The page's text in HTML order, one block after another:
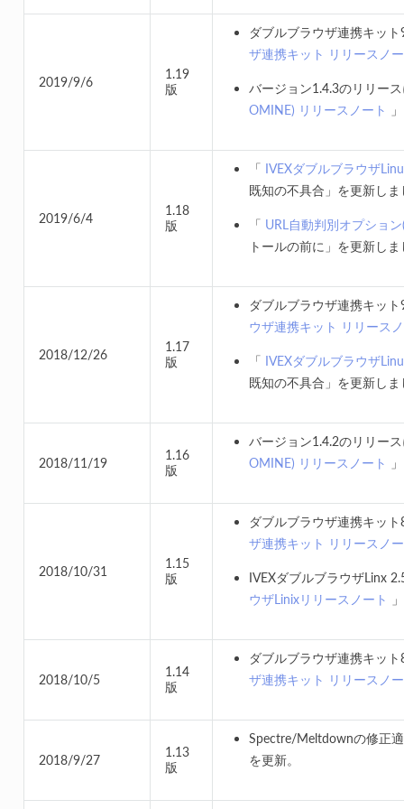
2019/9/6
1.19
版
ダブルブラウザ連携キッ
ザ連携キット リリースノ
バージョン1.4.3のリリー
OMINE) リリースノート
2019/6/4
1.18
版
「 IVEXダブルブラウザ
既知の不具合」を更新しま
「 URL自動判別オプショ
トールの前に」を更新し
2018/12/26
1.17
版
ダブルブラウザ連携キッ
ウザ連携キット リリース
「 IVEXダブルブラウザ
既知の不具合」を更新しま
2018/11/19
1.16
版
バージョン1.4.2のリリー
OMINE) リリースノート
2018/10/31
1.15
版
ダブルブラウザ連携キッ
ザ連携キット リリースノ
IVEXダブルブラウザLinx
ウザLinixリリースノート
2018/10/5
1.14
版
ダブルブラウザ連携キッ
ザ連携キット リリースノ
2018/9/27
1.13
版
Spectre/Meltdownの修正
を更新。